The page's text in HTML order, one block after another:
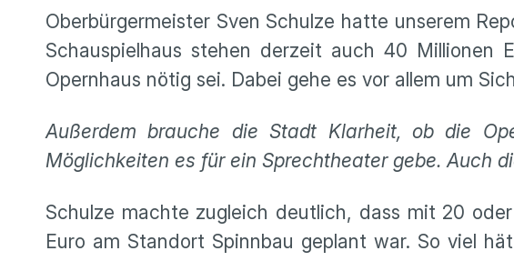
Oberbürgermeister Sven Schulze hatte unserem
Schauspielhaus stehen derzeit auch 40
Opernhaus nötig sei. Dabei gehe es vor allem um
Außerdem brauche die Stadt Klarheit, ob die
Möglichkeiten es für ein Sprechtheater gebe. Auch
Schulze machte zugleich deutlich, dass mit 20
Euro am Standort Spinnbau geplant war. So viel